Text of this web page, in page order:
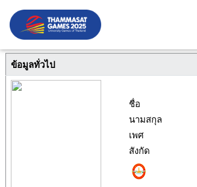
ข้อมูลทั่วไป
ชื่อ
นามสกุล
เพศ
สังกัด